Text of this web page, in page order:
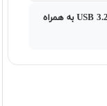
1عددUSB 3.2 Gen 2 Type-C support DisplayPort به همراه